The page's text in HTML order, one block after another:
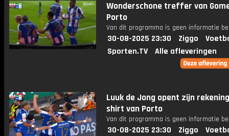
Wonderschone treffer van
Porto
Van dit programma is geen informatie
30-08-2025 23:30 Ziggo
Sporten.TV
Alle afleveringen
Luuk de Jong opent zijn
shirt van Porto
Van dit programma is geen informatie
30-08-2025 23:30 Ziggo